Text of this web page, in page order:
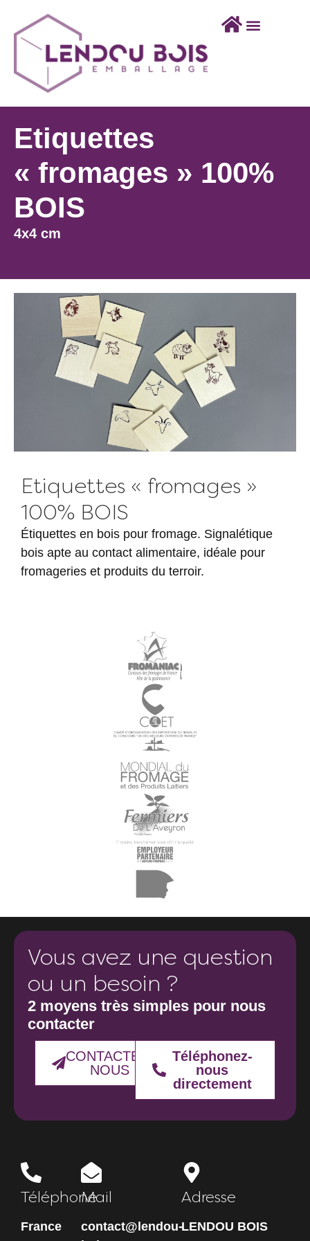
Etiquettes
« fromages » 100%
BOIS
4x4 cm
Etiquettes « fromages »
100% BOIS
Étiquettes en bois pour fromage. Signalétique
bois apte au contact alimentaire, idéale pour
fromageries et produits du terroir.
Vous avez une question
ou un besoin ?
2 moyens très simples pour nous
contacter
CONTACTEZ-
NOUS
Téléphonez-
nous
directement
Téléphone
France
Mail
contact@lendou-
Adresse
LENDOU BOIS